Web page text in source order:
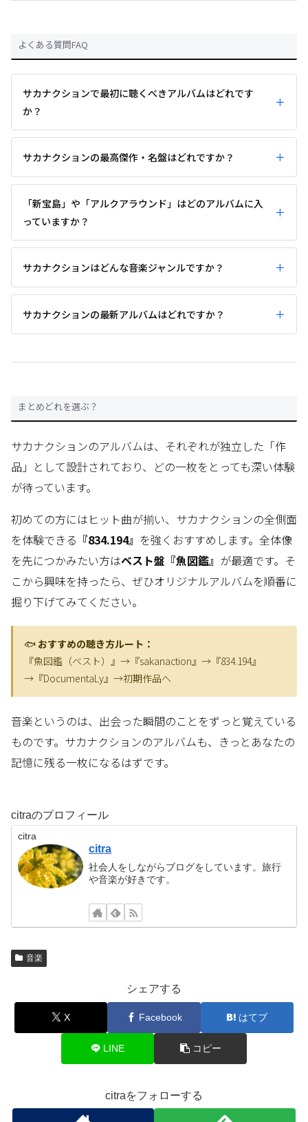
よくある質問FAQ
サカナクションで最初に聴くべきアルバムはどれです
か？
サカナクションの最高傑作・名盤はどれですか？
「新宝島」や「アルクアラウンド」はどのアルバムに入
っていますか？
サカナクションはどんな音楽ジャンルですか？
サカナクションの最新アルバムはどれですか？
まとめどれを選ぶ？
サカナクションのアルバムは、それぞれが独立した「作
品」として設計されており、どの一枚をとっても深い体験
が待っています。
初めての方にはヒット曲が揃い、サカナクションの全側面
を体験できる 『834.194』 を強くおすすめします。全体像
を先につかみたい方はベスト盤『魚図鑑』 が最適です。そ
こから興味を持ったら、ぜひオリジナルアルバムを順番に
掘り下げてみてください。
🐟 おすすめの聴き方ルート：
『魚図鑑（ベスト）』→『sakanaction』→『834.194』
→『DocumentaLy』→初期作品へ
音楽というのは、出会った瞬間のことをずっと覚えている
ものです。サカナクションのアルバムも、きっとあなたの
記憶に残る一枚になるはずです。
citraのプロフィール
citra
citra
社会人をしながらブログをしています。旅行
や音楽が好きです。
音楽
シェアする
X Facebook はてブ
LINE コピー
citraをフォローする